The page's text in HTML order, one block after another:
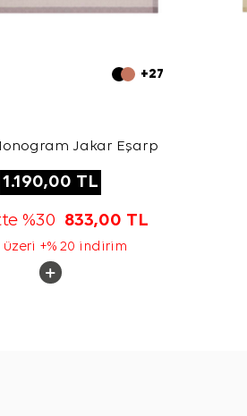
+27
Jakar Eşarp
1.190,00 TL
%30 833,00 TL
üzeri +% 20 indirim